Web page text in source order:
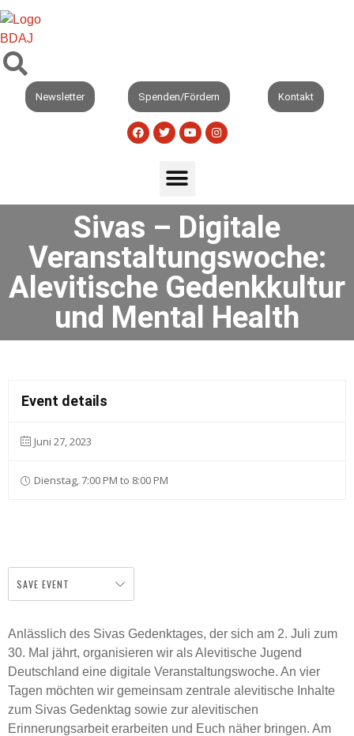
Newsletter Spenden/Fördern Kontakt
Sivas – Digitale
Veranstaltungswoche:
Alevitische Gedenkkultur
und Mental Health
Event details
Juni 27, 2023
Dienstag, 7:00 PM to 8:00 PM
SAVE EVENT
Anlässlich des Sivas Gedenktages, der sich am 2. Juli zum
30. Mal jährt, organisieren wir als Alevitische Jugend
Deutschland eine digitale Veranstaltungswoche. An vier
Tagen möchten wir gemeinsam zentrale alevitische Inhalte
zum Sivas Gedenktag sowie zur alevitischen
Erinnerungsarbeit erarbeiten und Euch näher bringen. Am